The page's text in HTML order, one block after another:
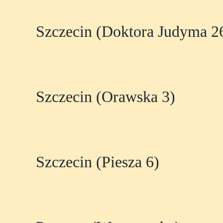
Szczecin (Doktora Judyma
Szczecin (Orawska 3)
Szczecin (Piesza 6)